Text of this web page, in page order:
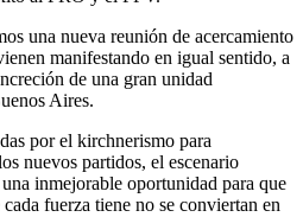
una nueva reunión de acercamiento
manifestando en igual sentido, a
de una gran unidad
Aires.
por el kirchnerismo para
nuevos partidos, el escenario
inmejorable oportunidad para que
fuerza tiene no se conviertan en